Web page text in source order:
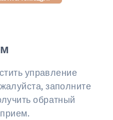
управление
заполните
обратный